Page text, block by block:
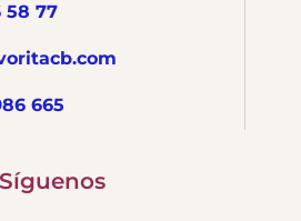
58 77
665
Síguenos